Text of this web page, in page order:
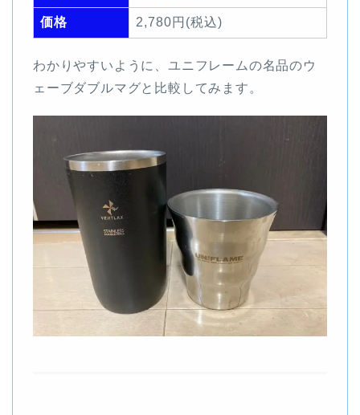
価格 2,780円(税込)
わかりやすいように、ユニフレームの名品のウ
ェーブダブルマグと比較してみます。